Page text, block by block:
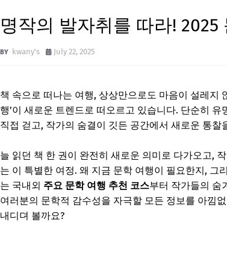
명작의 발자취를 따라!
kwany's July 22, 2025
책 속으로 떠나는 여행, 상상만으로도 마음이 설레지
행’이 새로운 트렌드로 떠오르고 있습니다. 단순히
직접 걷고, 작가의 숨결이 깃든 공간에서 새로운 통찰
늘 읽던 책 한 권이 완전히 새로운 의미로 다가오고,
는 이 특별한 여정. 왜 지금 문학 여행이 필요한지, 그
는 국내외 주요 문학 여행 추천 코스부터 작가들의 숨
여러분의 문학적 감수성을 자극할 모든 정보를 아낌
내디뎌 볼까요?